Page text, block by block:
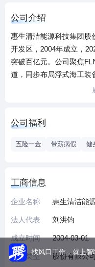
公司介绍
惠生清洁能源科技集团股
开发区，2004年成立，
突破百亿元。公司聚焦
道，同步布局浮式海工装
计、制造、运维全链条解
技术上首创模块化率超
动国内超3000家供应商
60%，助力中国海工装备
公司福利
五险一金 带薪病假 健
工商信息
企业名称 惠生清洁能
法人代表 刘洪钧
成立时间 2004-03-01
企业类型 股份有限公
找风口工作，就上智